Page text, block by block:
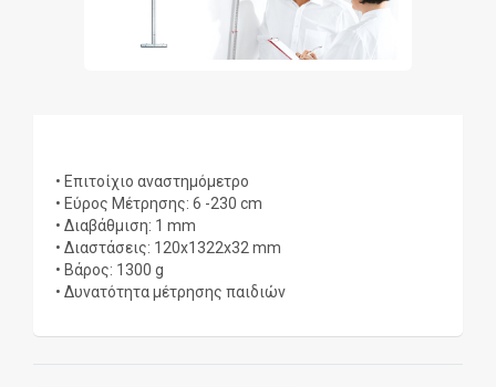
• Επιτοίχιο αναστημόμετρο
• Εύρος Μέτρησης: 6 -230 cm
• Διαβάθμιση: 1 mm
• Διαστάσεις: 120x1322x32 mm
• Βάρος: 1300 g
• Δυνατότητα μέτρησης παιδιών